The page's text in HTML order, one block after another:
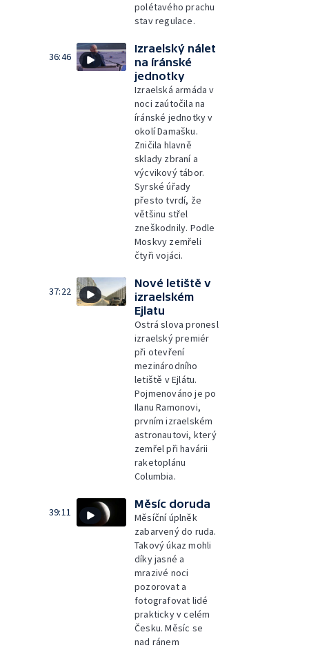
polétavého prachu
stav regulace.
36:46
Izraelský nálet
na íránské
jednotky
Izraelská armáda v
noci zaútočila na
íránské jednotky v
okolí Damašku.
Zničila hlavně
sklady zbraní a
výcvikový tábor.
Syrské úřady
přesto tvrdí, že
většinu střel
zneškodnily. Podle
Moskvy zemřeli
čtyři vojáci.
37:22
Nové letiště v
izraelském
Ejlatu
Ostrá slova pronesl
izraelský premiér
při otevření
mezinárodního
letiště v Ejlátu.
Pojmenováno je po
Ilanu Ramonovi,
prvním izraelském
astronautovi, který
zemřel při havárii
raketoplánu
Columbia.
39:11
Měsíc doruda
Měsíční úplněk
zabarvený do ruda.
Takový úkaz mohli
díky jasné a
mrazivé noci
pozorovat a
fotografovat lidé
prakticky v celém
Česku. Měsíc se
nad ránem